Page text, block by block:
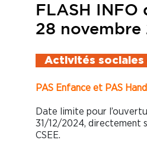
FLASH INFO
28 novembre
Activités
PAS Enfance et PAS
Date limite pour
31/12/2024, directement
CSEE.